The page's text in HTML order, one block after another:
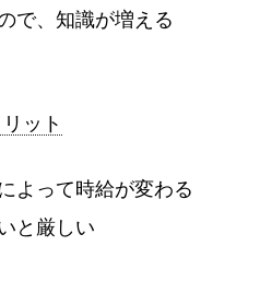
で、知識が増える
ット
よって時給が変わる
と厳しい